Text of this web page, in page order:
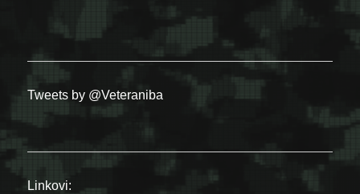
Tweets by @Veteraniba
Linkovi: